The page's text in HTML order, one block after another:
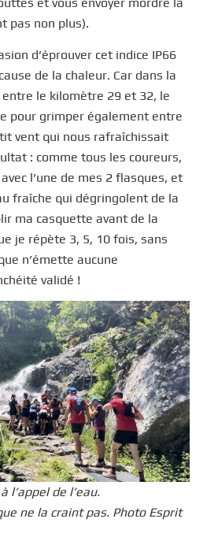
pas non plus).
d’éprouver cet indice IP66
de la chaleur. Car dans la
le kilomètre 29 et 32, le
pour grimper également entre
vent qui nous rafraîchissait
: comme tous les coureurs,
l’une de mes 2 flasques, et
fraîche qui dégringolent de la
ma casquette avant de la
je répète 3, 5, 10 fois, sans
n’émette aucune
validé !
l’appel de l’eau.
ne la craint pas. Photo Esprit